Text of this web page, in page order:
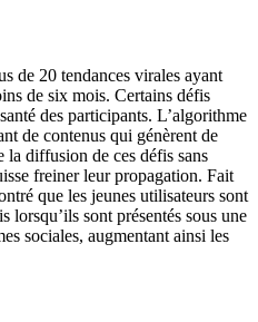
de 20 tendances virales ayant
de six mois. Certains défis
des participants. L’algorithme
de contenus qui génèrent de
la diffusion de ces défis sans
freiner leur propagation. Fait
que les jeunes utilisateurs sont
lorsqu’ils sont présentés sous une
sociales, augmentant ainsi les